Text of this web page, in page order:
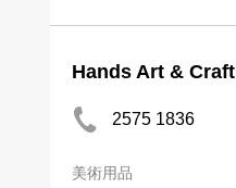
Hands Art & Craft
2575 1836
美術用品